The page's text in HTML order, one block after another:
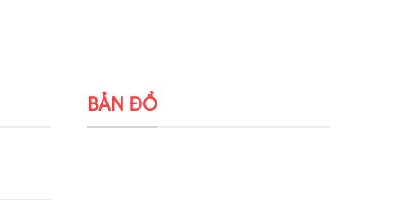
BẢN ĐỒ